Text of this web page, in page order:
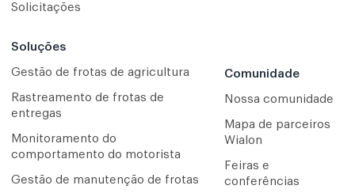
Solicitações
Soluções
Gestão de frotas de agricultura
Rastreamento de frotas de
entregas
Monitoramento do
comportamento do motorista
Gestão de manutenção de frotas
Comunidade
Nossa comunidade
Mapa de parceiros
Wialon
Feiras e
conferências